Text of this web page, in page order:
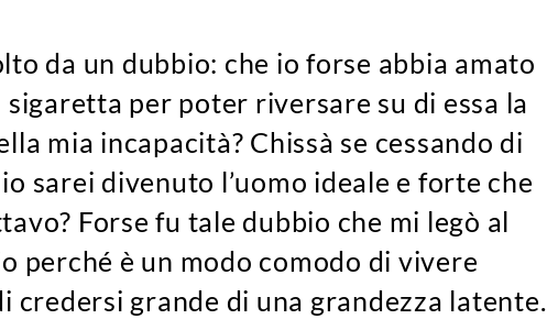
da un dubbio: che io forse abbia amato
per poter riversare su di essa la
mia incapacità? Chissà se cessando di
sarei divenuto l’uomo ideale e forte che
Forse fu tale dubbio che mi legò al
perché è un modo comodo di vivere
credersi grande di una grandezza latente.